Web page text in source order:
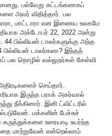
பல்வேறு கட்டங்களாகப்
அவர் விதித்தார். பல
மாட்டாரா என இணைய உலகமே
அக்டோபர் 22, 2022 அன்று
பில்லியன் டாலர்களுக்கு அந்த
பில்லியன் டாலர்களா? இந்தத்
தொழில் வல்லுநர்கள் கேள்வி
செய்தார்.
இருந்த பராக் அகர்வால்
நீக்கினார். இனி ட்விட்டரில்
மக்களின் பேச்சுச்
உரையாடி உயர்ந்த
மாற்றுவேன் என்றெல்லாம்